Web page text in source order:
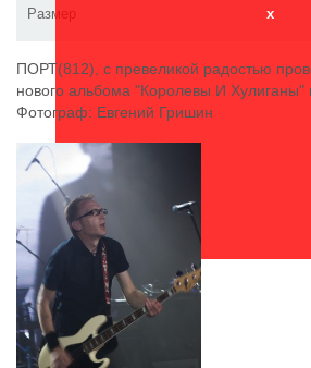
Размер x
ПОРТ(812), с превеликой радостью
нового альбома "Королевы И Хулиганы"
Фотограф: Евгений Гришин